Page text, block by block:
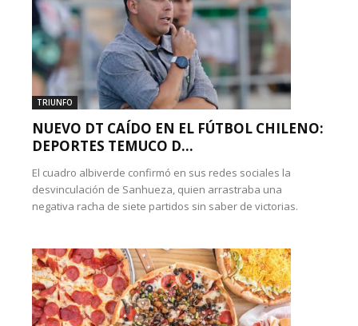
TRIUNFO
NUEVO DT CAÍDO EN EL FÚTBOL CHILENO:
DEPORTES TEMUCO D...
El cuadro albiverde confirmó en sus redes sociales la
desvinculación de Sanhueza, quien arrastraba una
negativa racha de siete partidos sin saber de victorias.